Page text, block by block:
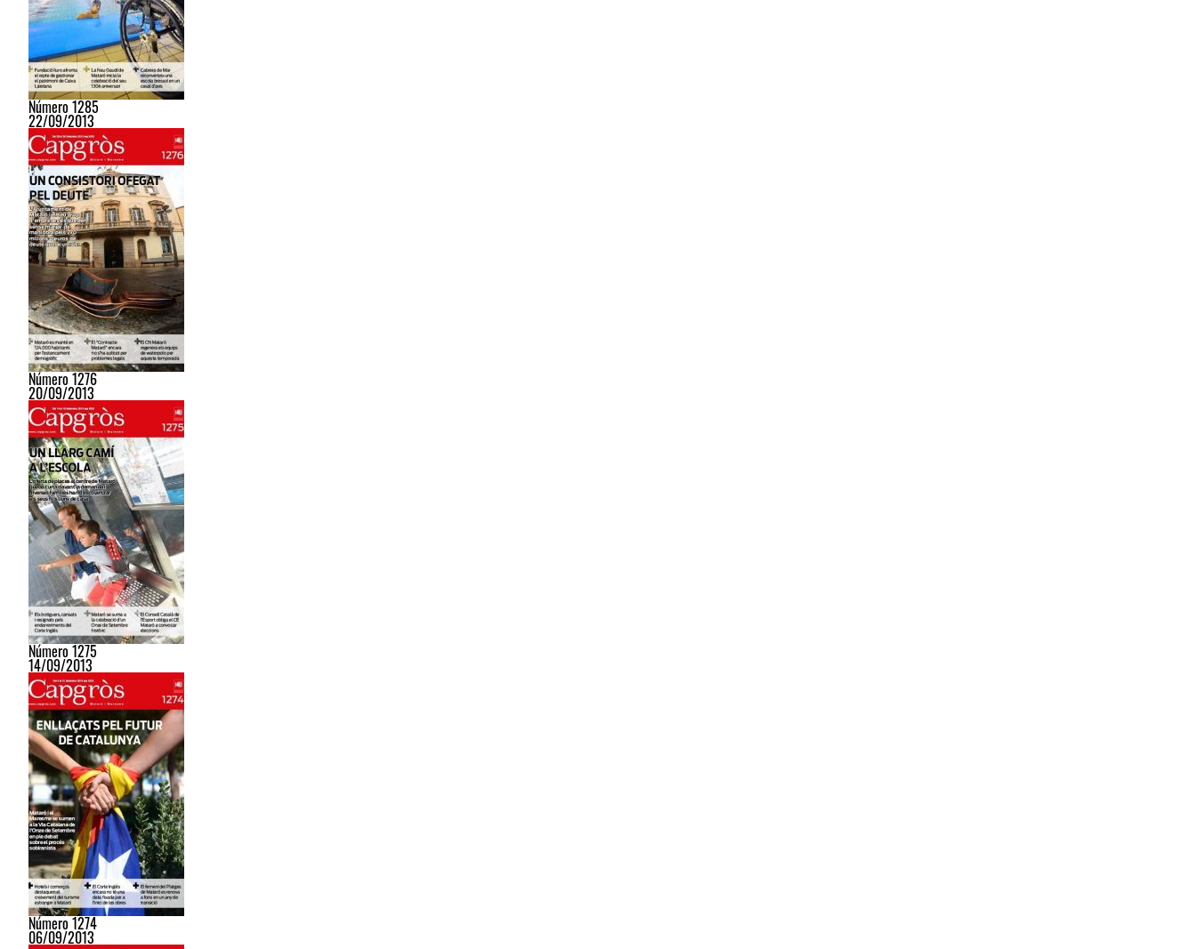
Número 1285
22/09/2013
Número 1276
20/09/2013
Número 1275
14/09/2013
Número 1274
06/09/2013